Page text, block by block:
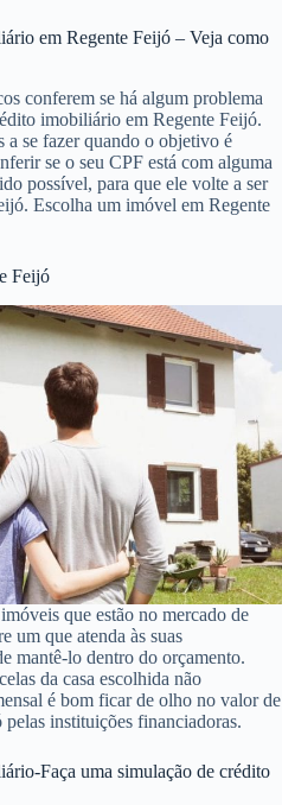
em Regente Feijó – Veja como
conferem se há algum problema
imobiliário em Regente Feijó.
a se fazer quando o objetivo é
se o seu CPF está com alguma
possível, para que ele volte a ser
Escolha um imóvel em Regente
Feijó
que estão no mercado de
um que atenda às suas
mantê-lo dentro do orçamento.
da casa escolhida não
é bom ficar de olho no valor de
instituições financiadoras.
Faça uma simulação de crédito